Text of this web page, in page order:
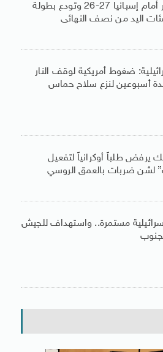
مصر تخسر أمام إسبانيا 27-26 وتودع بطولة
اليد من نصف النهائى
ضغوط أمريكية لوقف النار
أسبوعين لنزع سلاح حماس
يرفض طلباً أوكرانياً لتفعيل
لشن ضربات بالعمق الروسي
مستمرة.. واستهداف للجيش